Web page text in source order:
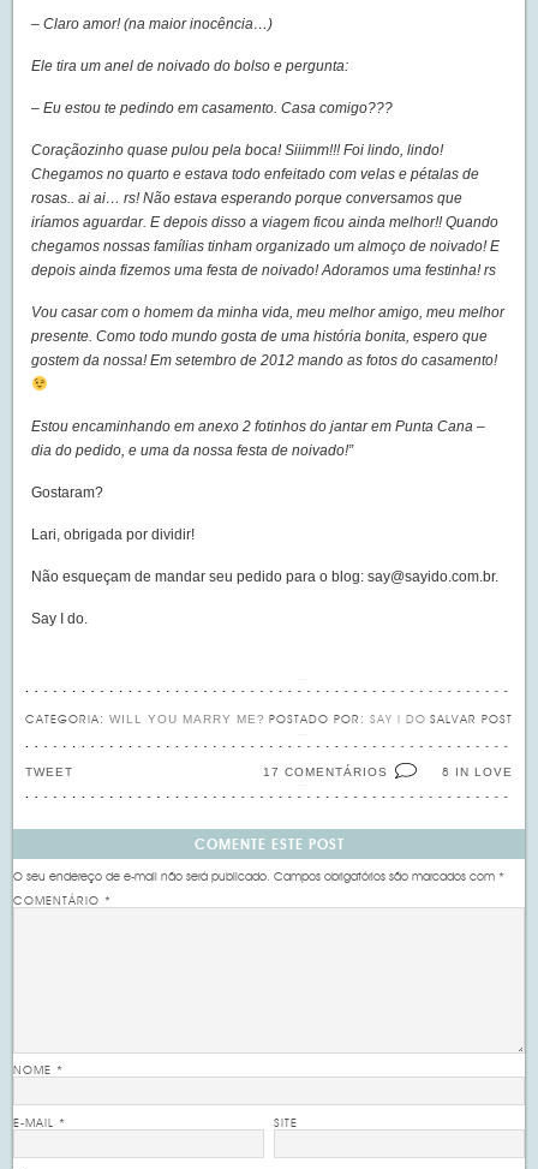
– Claro amor! (na maior inocência…)
Ele tira um anel de noivado do bolso e pergunta:
– Eu estou te pedindo em casamento. Casa comigo???
Coraçãozinho quase pulou pela boca! Siiimm!!! Foi lindo, lindo!
Chegamos no quarto e estava todo enfeitado com velas e pétalas de
rosas.. ai ai… rs! Não estava esperando porque conversamos que
iríamos aguardar. E depois disso a viagem ficou ainda melhor!! Quando
chegamos nossas famílias tinham organizado um almoço de noivado! E
depois ainda fizemos uma festa de noivado! Adoramos uma festinha! rs
Vou casar com o homem da minha vida, meu melhor amigo, meu melhor
presente. Como todo mundo gosta de uma história bonita, espero que
gostem da nossa! Em setembro de 2012 mando as fotos do casamento!
Estou encaminhando em anexo 2 fotinhos do jantar em Punta Cana –
dia do pedido, e uma da nossa festa de noivado!”
Gostaram?
Lari, obrigada por dividir!
Não esqueçam de mandar seu pedido para o blog:say@sayido.com.br.
Say I do.
CATEGORIA:WILL YOU MARRY ME? SALVAR POST
POSTADO POR: SAY I DO
8 IN LOVE
17 COMENTÁRIOS
TWEET
COMENTE ESTE POST
O seu endereço de e-mail não será publicado. Campos obrigatórios são marcados com*
COMENTÁRIO*
NOME*
E-MAIL* SITE